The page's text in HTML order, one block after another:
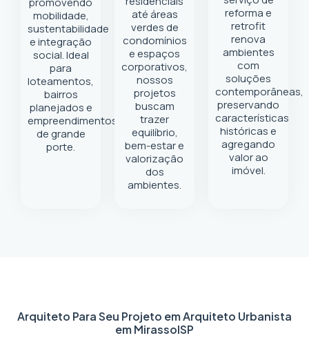
mobilidade,
sustentabilidade
e integração
social. Ideal
para
loteamentos,
bairros
planejados e
empreendimentos
de grande
porte.
até áreas
verdes de
condomínios
e espaços
corporativos,
nossos
projetos
buscam
trazer
equilíbrio,
bem-estar e
valorização
dos
ambientes.
reforma e
retrofit
renova
ambientes
com
soluções
contemporâneas,
preservando
características
históricas e
agregando
valor ao
imóvel.
Arquiteto Para Seu Projeto emArquiteto Urbanista
em MirassolSP